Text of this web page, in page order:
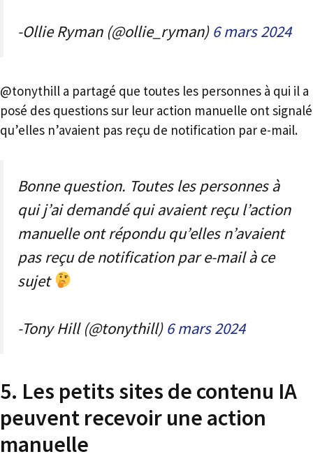
-Ollie Ryman (@ollie_ryman) 6 mars 2024
@tonythill a partagé que toutes les personnes à qui il a
posé des questions sur leur action manuelle ont signalé
qu’elles n’avaient pas reçu de notification par e-mail.
Bonne question. Toutes les personnes à
qui j’ai demandé qui avaient reçu l’action
manuelle ont répondu qu’elles n’avaient
pas reçu de notification par e-mail à ce
sujet
-Tony Hill (@tonythill) 6 mars 2024
5. Les petits sites de contenu IA
peuvent recevoir une action
manuelle